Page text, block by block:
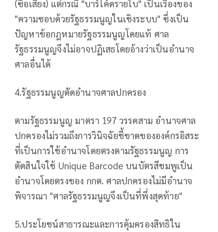
(ซื้อเสียง) แต่กรณี "บาร์โค้ดรายใบ" เป็นเรื่องของ
"ความชอบด้วยรัฐธรรมนูญในเชิงระบบ" ซึ่งเป็น
ปัญหาข้อกฎหมายรัฐธรรมนูญโดยแท้ ศาล
รัฐธรรมนูญจึงไม่อาจปฏิเสธโดยอ้างว่าเป็นอำนาจ
ศาลอื่นได้
4.รัฐธรรมนูญตัดอำนาจศาลปกครอง
ตามรัฐธรรมนูญ มาตรา 197 วรรคสาม อำนาจศาล
ปกครองไม่รวมถึงการวินิจฉัยชี้ขาดขององค์กรอิสระ
ที่เป็นการใช้อำนาจโดยตรงตามรัฐธรรมนูญ การ
ตัดสินใจใช้ Unique Barcode บนบัตรสีชมพูเป็น
อำนาจโดยตรงของ กกต. ศาลปกครองไม่มีอำนาจ
พิจารณา "ศาลรัฐธรรมนูญจึงเป็นที่พึ่งสุดท้าย"
5.ประโยชน์สาธารณะและการคุ้มครองสิทธิใน